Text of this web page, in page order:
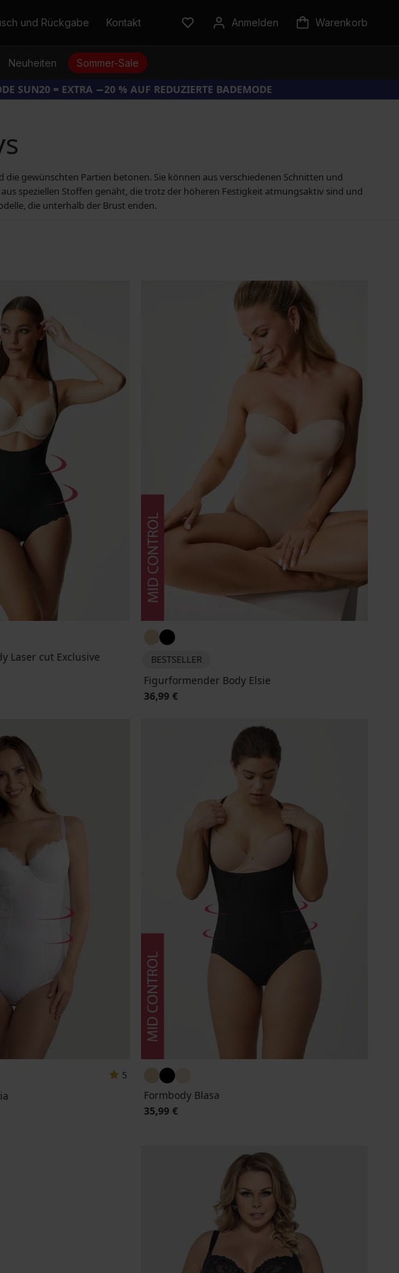
und Rückgabe Kontakt Anmelden Warenkorb
Neuheiten Sommer-Sale
SUN20 = EXTRA −20 % AUF REDUZIERTE BADEMODE
gewünschten Partien betonen. Sie können aus verschiedenen Schnitten und
speziellen Stoffen genäht, die trotz der höheren Festigkeit atmungsaktiv sind und
die unterhalb der Brust enden.
Laser cut Exclusive
BESTSELLER
Figurformender Body Elsie
36,99 €
5
Formbody Blasa
35,99 €